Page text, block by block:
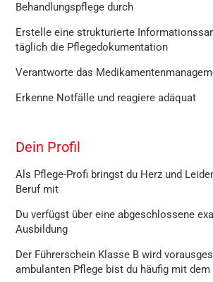
Behandlungspflege durch
Erstelle eine strukturierte
täglich die Pflegedokumentation
Verantworte das
Erkenne Notfälle und reagiere adäquat
Dein Profil
Als Pflege-Profi bringst du Herz und
Beruf mit
Du verfügst über eine abgeschlossene
Ausbildung
Der Führerschein Klasse B wird
ambulanten Pflege bist du häufig mit